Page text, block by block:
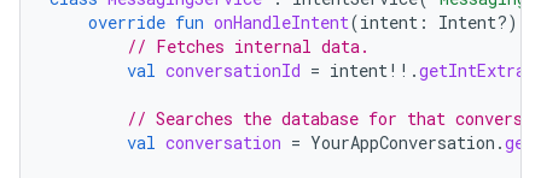
override fun onHandleIntent(intent : Intent?)
// Fetches internal data.
val conversationId = intent!! .getIntExtra
// Searches the database for that
val conversation = YourAppConversation .